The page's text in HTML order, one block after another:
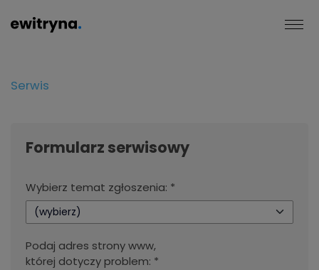
Serwis
Formularz serwisowy
Wybierz temat zgłoszenia: *
(wybierz)
Podaj adres strony www,
której dotyczy problem: *